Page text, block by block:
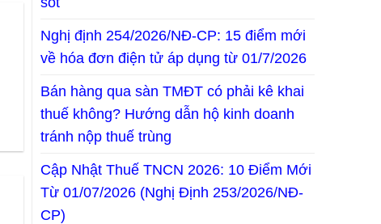
Nghị định 254/2026/NĐ-CP: 15 điểm mới
về hóa đơn điện tử áp dụng từ 01/7/2026
Bán hàng qua sàn TMĐT có phải kê khai
thuế không? Hướng dẫn hộ kinh doanh
tránh nộp thuế trùng
Cập Nhật Thuế TNCN 2026: 10 Điểm Mới
Từ 01/07/2026 (Nghị Định 253/2026/NĐ-
CP)